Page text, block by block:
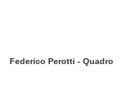
Federico Perotti - Quadro